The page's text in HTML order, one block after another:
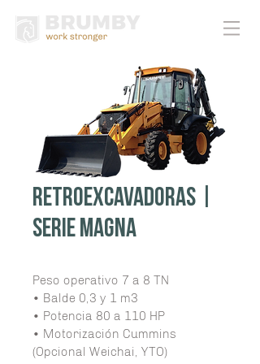
Retroexcavadoras |
Serie Magna
Peso operativo 7 a 8 TN
• Balde 0,3 y 1 m3
• Potencia 80 a 110 HP
• Motorización Cummins
(Opcional Weichai, YTO)